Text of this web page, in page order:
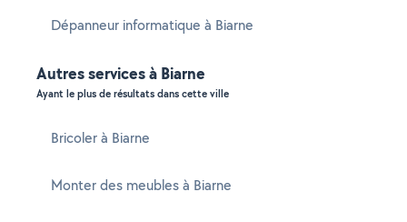
Dépanneur informatique à Biarne
Autres services à Biarne
Ayant le plus de résultats dans cette ville
Bricoler à Biarne
Monter des meubles à Biarne